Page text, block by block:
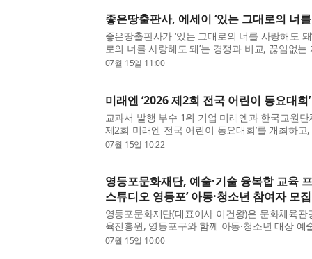
좋은땅출판사, 에세이 ‘있는 그대로의 너
좋은땅출판사가 ‘있는 그대로의 너를 사랑해도 돼
로의 너를 사랑해도 돼’는 경쟁과 비교, 끊임없
에서 살아가는 현대인에게 자신을 있는 그대로
07월 15일 11:00
미래엔 ‘2026 제2회 전국 어린이 동요대회
교과서 발행 부수 1위 기업 미래엔과 한국교원단
제2회 미래엔 전국 어린이 동요대회’를 개최하
해 참가 접수를 시작했다. 지난해 첫 대회에 전국
07월 15일 10:22
영등포문화재단, 예술·기술 융복합 교육
스튜디오 영등포’ 아동·청소년 참여자 모집
영등포문화재단(대표이사 이건왕)은 문화체육
육진흥원, 영등포구와 함께 아동·청소년 대상 예
프로그램 ‘2026 꿈의 스튜디오 영등포’를 신규
07월 15일 10:00